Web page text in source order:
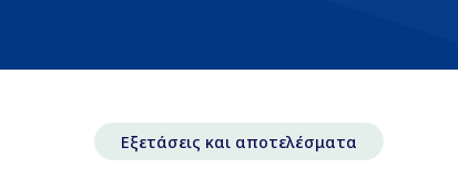
Εξετάσεις και αποτελέσματα